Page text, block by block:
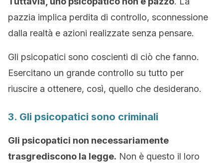
pazzia implica perdita di controllo, sconnessione
dalla realtà e azioni realizzate senza pensare.
Gli psicopatici sono coscienti di ciò che fanno.
Esercitano un grande controllo su tutto per
riuscire a ottenere, così, quello che desiderano.
3. Gli psicopatici sono criminali
Gli psicopatici non necessariamente
trasgrediscono la legge. Non è questo il loro